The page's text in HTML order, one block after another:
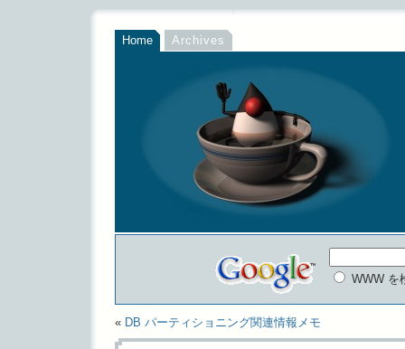
Home Archives
WWW を
« DB パーティショニング関連情報メモ